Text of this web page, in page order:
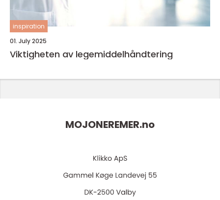
inspiration
01. July 2025
Viktigheten av legemiddelhåndtering
MOJONEREMER.no